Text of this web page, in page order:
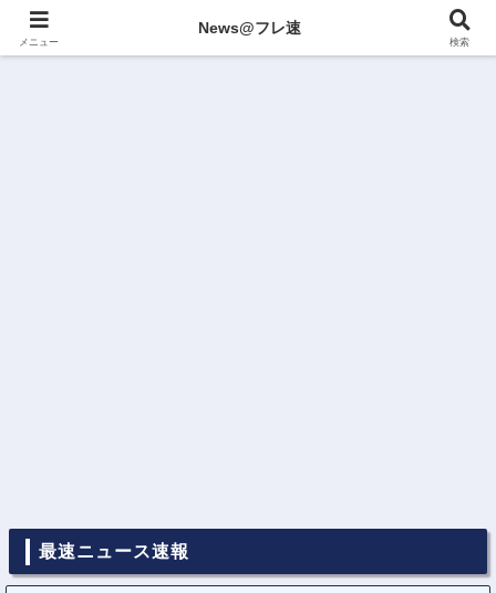
最速ニュース速報
メニュー
News@フレ速
検索